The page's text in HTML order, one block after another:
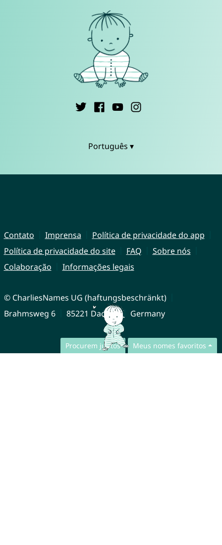
Procurem juntos Meus nomes favoritos
Português ▾
Contato Imprensa
Política de privacidade do app
Política de privacidade do site
FAQ
Sobre nós
Colaboração
Informações legais
© CharliesNames UG (haftungsbeschränkt)
Brahmsweg 6
85221 Dachau Germany